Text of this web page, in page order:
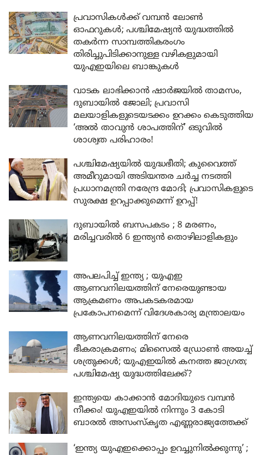
പ്രവാസികൾക്ക് വമ്പൻ ലോൺ
ഓഫറുകൾ; പശ്ചിമേഷ്യൻ യുദ്ധത്തിൽ
തകർന്ന സാമ്പത്തികരംഗം
തിരിച്ചുപിടിക്കാനുള്ള വഴികളുമായി
യുഎഇയിലെ ബാങ്കുകൾ
വാടക ലാഭിക്കാൻ ഷാർജയിൽ താമസം,
ദുബായിൽ ജോലി; പ്രവാസി
മലയാളികളുടെയടക്കം ഉറക്കം കെടുത്തിയ
‘അൽ താവുൻ ശാപത്തിന്’ ഒടുവിൽ
ശാശ്വത പരിഹാരം!
പശ്ചിമേഷ്യയിൽ യുദ്ധഭീതി; കുവൈത്ത്
അമീറുമായി അടിയന്തര ചർച്ച നടത്തി
പ്രധാനമന്ത്രി നരേന്ദ്ര മോദി; പ്രവാസികളുടെ
സുരക്ഷ ഉറപ്പാക്കുമെന്ന് ഉറപ്പ്!
ദുബായിൽ ബസപകടം ; 8 മരണം,
മരിച്ചവരിൽ 6 ഇന്ത്യൻ തൊഴിലാളികളും
അപലപിച്ച് ഇന്ത്യ ; യുഎഇ
ആണവനിലയത്തിന് നേരെയുണ്ടായ
ആക്രമണം അപകടകരമായ
പ്രകോപനമെന്ന് വിദേശകാര്യ മന്ത്രാലയം
ആണവനിലയത്തിന് നേരെ
ഭീകരാക്രമണം; മിസൈൽ ഡ്രോൺ അയച്ച്
ശത്രുക്കൾ; യുഎഇയിൽ കനത്ത ജാഗ്രത;
പശ്ചിമേഷ്യ യുദ്ധത്തിലേക്ക്?
ഇന്ത്യയെ കാക്കാൻ മോദിയുടെ വമ്പൻ
നീക്കം! യുഎഇയിൽ നിന്നും 3 കോടി
ബാരൽ അസംസ്കൃത എണ്ണരാജ്യത്തേക്ക്
‘ഇന്ത്യ യുഎഇക്കൊപ്പം ഉറച്ചുനിൽക്കുന്നു’ ;